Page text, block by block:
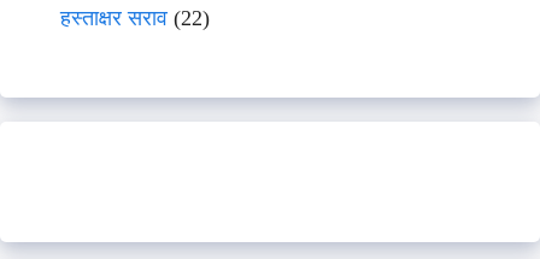
हस्ताक्षर सराव (22)